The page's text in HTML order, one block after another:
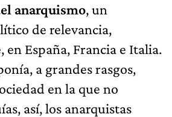
anarquismo, un
de relevancia,
España, Francia e Italia.
a grandes rasgos,
en la que no
así, los anarquistas